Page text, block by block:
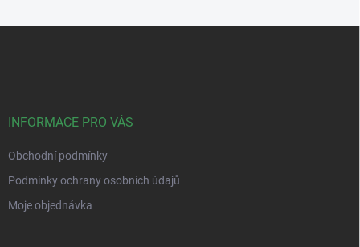
INFORMACE PRO VÁS
Obchodní podmínky
Podmínky ochrany osobních údajů
Moje objednávka